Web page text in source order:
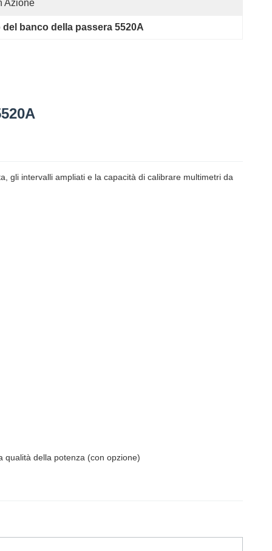
Azione
banco della passera 5520A
gli intervalli ampliati e la capacità di calibrare multimetri da
qualità della potenza (con opzione)